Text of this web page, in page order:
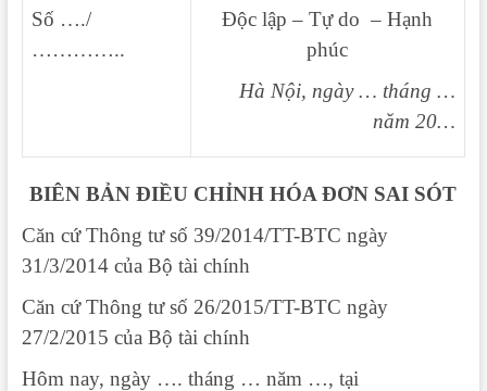
Số …./
…………..
Độc lập – Tự do – Hạnh
phúc
Hà Nội, ngày … tháng …
năm 20…
BIÊN BẢN ĐIỀU CHỈNH HÓA ĐƠN SAI SÓT
Căn cứ Thông tư số 39/2014/TT-BTC ngày
31/3/2014 của Bộ tài chính
Căn cứ Thông tư số 26/2015/TT-BTC ngày
27/2/2015 của Bộ tài chính
Hôm nay, ngày …. tháng … năm …, tại